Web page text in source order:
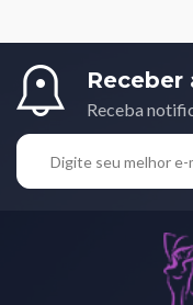
Receber
Receba